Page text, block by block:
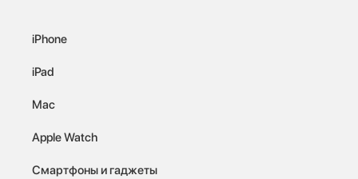
iPhone
iPad
Mac
Apple Watch
Смартфоны и гаджеты